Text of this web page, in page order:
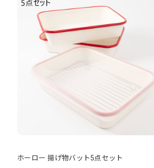
ホーロー 揚げ物バット5点セット